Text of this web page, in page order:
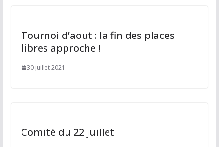
Tournoi d’aout : la fin des places
libres approche !
30 juillet 2021
Comité du 22 juillet